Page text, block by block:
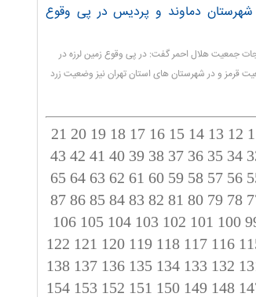
شهرستان دماوند و پردیس در پی وقوع
جمعیت هلال احمر گفت: در پی وقوع زمین لرزه در
قرمز و در شهرستان های استان تهران نیز وضعیت زرد
12
13
14
15
16
17
18
19
20
21
34
35
36
37
38
39
40
41
42
43
56
57
58
59
60
61
62
63
64
65
78
79
80
81
82
83
84
85
86
87
100
101
102
103
104
105
106
116
117
118
119
120
121
122
132
133
134
135
136
137
138
148
149
150
151
152
153
154